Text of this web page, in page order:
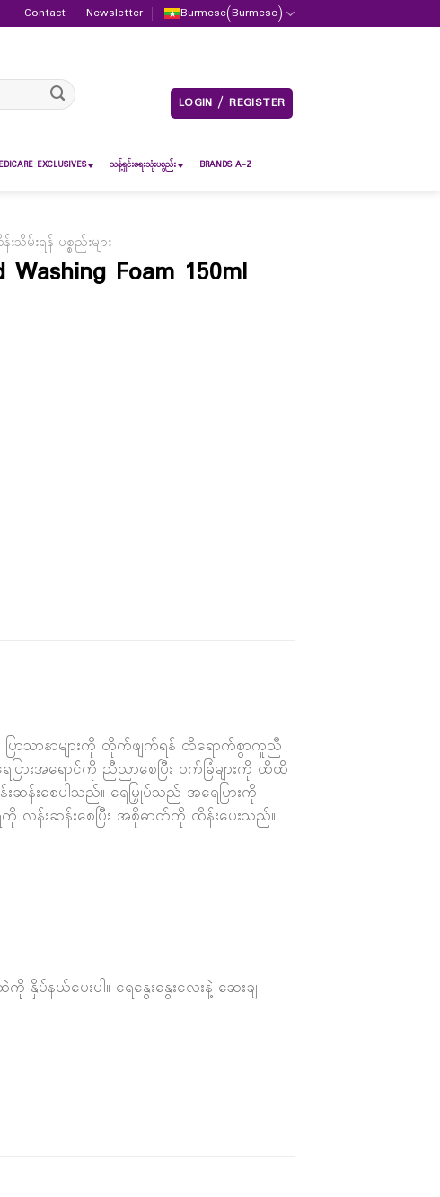
Contact Newsletter Burmese(Burmese)
LOGIN / REGISTER
EXCLUSIVES သန့်ရှင်းရေးသုံးပစ္စည်း BRANDS A-Z
မ်းရန် ပစ္စည်းများ
Washing Foam 150ml
ပြာသာနာများကို တိုက်ဖျက်ရန် ထိရောက်စွာကူညီ
ားအရောင်ကို ညီညာစေပြီး ဝက်ခြံများကို ထိထိ
န်းစေပါသည်။ ရေမြှုပ်သည် အရေပြားကို
ကို လန်းဆန်းစေပြီး အစိုဓာတ်ကို ထိန်းပေးသည်။
နှိပ်နယ်ပေးပါ။ ရေနွေးနွေးလေးနဲ့ ဆေးချ